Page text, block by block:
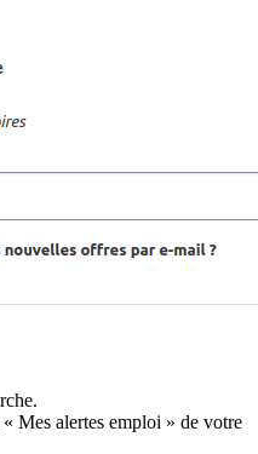
Mes alertes emploi » de votre